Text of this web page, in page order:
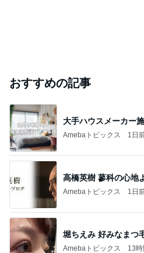
おすすめの記事
大手ハウスメーカー
Amebaトピックス 1日
高橋英樹 蓼科の心地
Amebaトピックス 1日
堀ちえみ 好みなまつ
Amebaトピックス 13